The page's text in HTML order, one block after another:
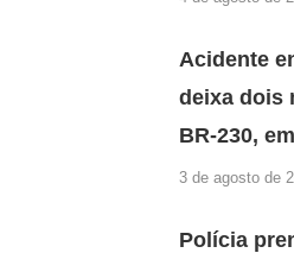
Acidente
deixa dois
BR-230,
3 de agosto de
Polícia